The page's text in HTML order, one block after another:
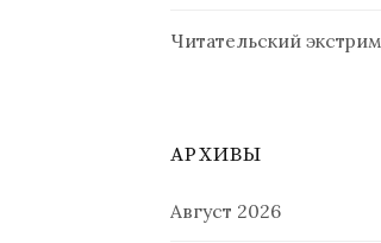
Читательский экстрим
АРХИВЫ
Август 2026